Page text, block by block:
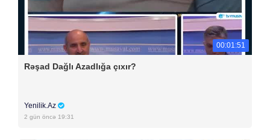
00:01:51
Rəşad Dağlı Azadlığa çıxır?
Yenilik.Az
2 gün öncə 19:31